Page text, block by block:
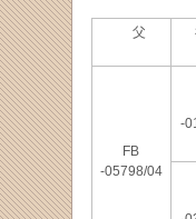
父
FB
-05798/04
-